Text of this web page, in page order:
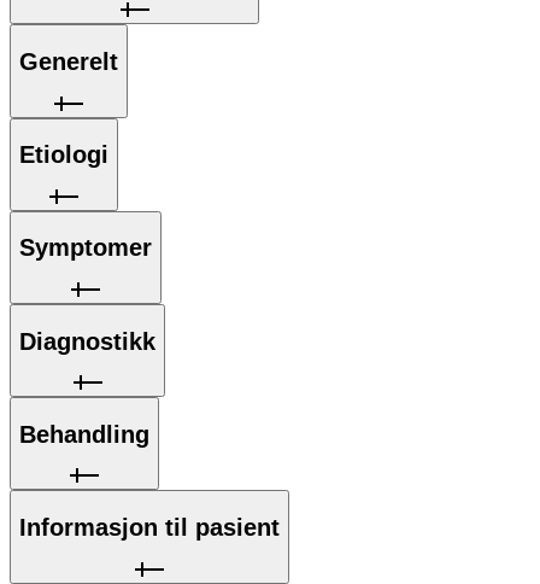
Generelt
Etiologi
Symptomer
Diagnostikk
Behandling
Informasjon til pasient